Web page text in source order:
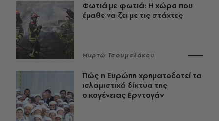
Φωτιά με φωτιά: Η χώρα που
έμαθε να ζει με τις στάχτες
Μυρτώ Τσουμαλάκου
Πώς η Ευρώπη χρηματοδοτεί τα
ισλαμιστικά δίκτυα της
οικογένειας Ερντογάν